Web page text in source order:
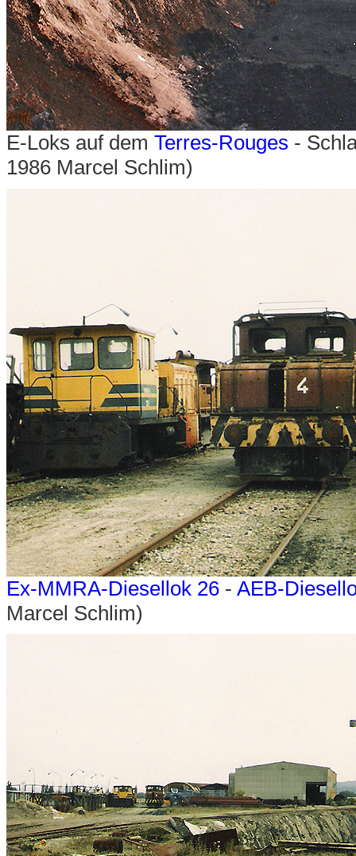
E-Loks auf dem Terres-Rouges -
1986 Marcel Schlim)
Ex-MMRA-Diesellok 26 - AEB-
Marcel Schlim)